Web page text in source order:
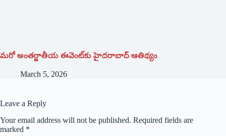
మరో అంతర్జాతీయ ఈవెంట్‌కు హైదరాబాద్ ఆతిథ్యం
March 5, 2026
Leave a Reply
Your email address will not be published. Required fields are
marked *